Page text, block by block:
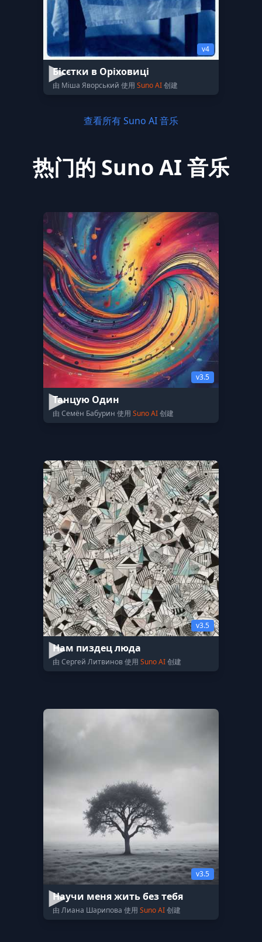
v4
Бісєтки в Оріховиці
由 Міша Яворський 使用 Suno AI创建
查看所有 Suno AI 音乐
热门的 Suno AI 音乐
v3.5
Танцую Один
由 Семён Бабурин 使用 Suno AI创建
v3.5
Нам пиздец люда
由 Сергей Литвинов 使用 Suno AI创建
v3.5
Научи меня жить без тебя
由 Лиана Шарипова 使用 Suno AI创建